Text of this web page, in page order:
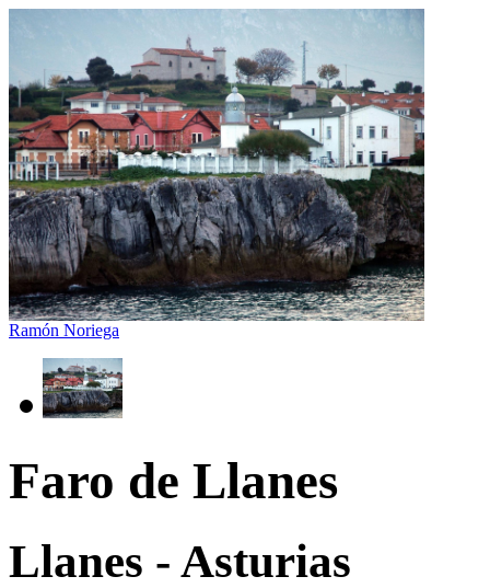
Ramón Noriega
Faro de Llanes
Llanes - Asturias